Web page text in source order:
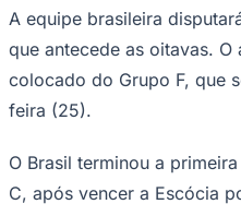
Brasileirão Série A
Brasileirão Série B
Paulistão
Copa do Brasil
Libertadores
Champions League
Premier League
A equipe brasileira
que antecede as oitavas.
colocado do Grupo F, que
feira (25).
O Brasil terminou a
C, após vencer a Escócia